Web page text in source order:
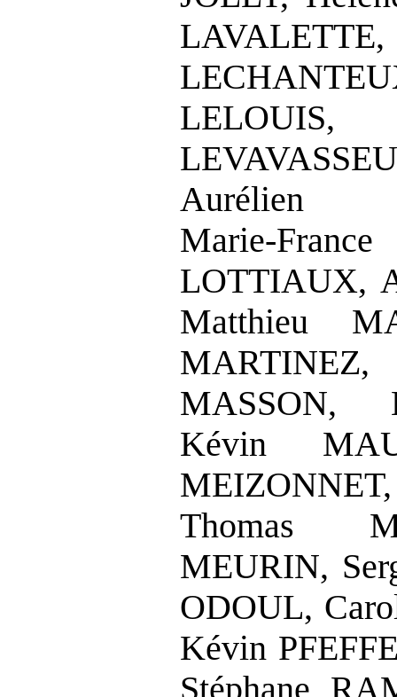
Aurélien
LOTTIAUX,
Matthieu
MASSON,
Kévin
Thomas
MEURIN,
ODOUL,
Kévin
Stéphane